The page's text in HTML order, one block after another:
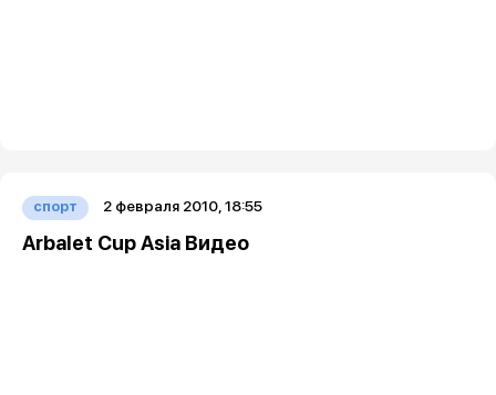
спорт 2 февраля 2010, 18:55
Arbalet Cup Asia Видео